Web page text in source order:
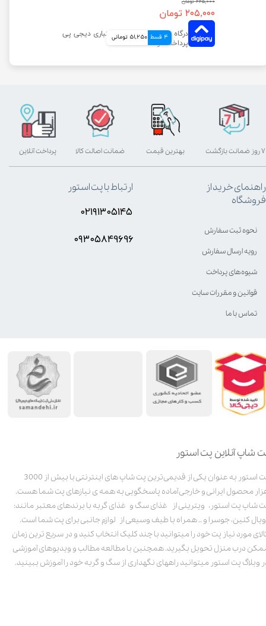
۲۰۵,۰۰۰ تومان
4 قسط 51,250 تومانی
شاپ آنلاین پت استور
پت استور به عنوان یکی از قدیمی‌ترین پت شاپ های اینترنتی با بیش از 3000
محصول ایرانی و خارجی آماده پاسخگویی به همه ی نیازهای پت شما هست.
شاپ پت استور، ویترینی از غذای سگ و غذای گربه با برندهای معتبر مانند:
کنین، جوسرا و .. همراه با طیف وسیعی از لوازم جانبی برای پت شما است.
مورد نیاز پت خود را میتوانید با چند کلیک انتخاب کنید و در سریع ترین زمان
درب منزل تحویل بگیرید. همچنین با مطالعه مطالب و ویدیوهای آموزشی
وبلاگ پت استور میتوانید راههای نگهداری از سگ و گربه خود را آموزش ببینید.
بهترین قیمت پرداخت آنلاین ۷ روز ضمانت بازگشت ضمانت اصالت کالا
راهنمای خرید از
فروشگاه
نحوه ثبت سفارش
رویه ارسال سفارش
شیوه‌های پرداخت
قوانین و مقررات سایت
تماس با ما
ارتباط با پت استور
۰۲۱۹۱۳۰۵۱۴۵
۰۹۳۰۵8۴9696